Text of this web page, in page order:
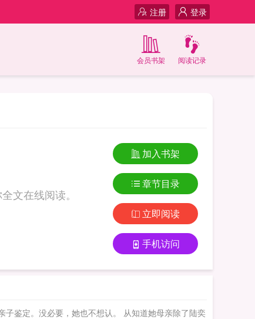
登录
注册
阅读记录
会员书架
文在线阅读。
加入书架
章节目录
立即阅读
手机访问
鉴定。没必要，她也不想认。 从知道她母亲除了陆奕